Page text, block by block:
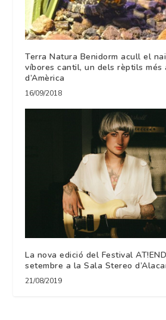
Terra Natura Benidorm acull el
víbores cantil, un dels rèptils més
d’Amèrica
16/09/2018
La nova edició del Festival
setembre a la Sala Stereo
21/08/2019